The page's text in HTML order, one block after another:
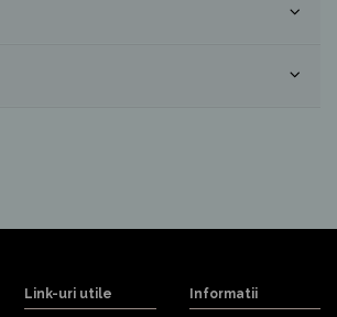
Link-uri utile Informatii